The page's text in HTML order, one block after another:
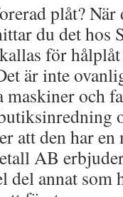
plåt?
du det hos
för
är inte
och
att den har en
AB
del annat som